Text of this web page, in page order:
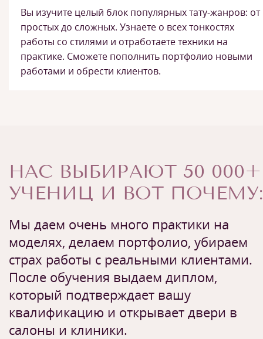
Вы изучите целый блок популярных тату-жанров: от
простых до сложных. Узнаете о всех тонкостях
работы со стилями и отработаете техники на
практике. Сможете пополнить портфолио новыми
работами и обрести клиентов.
НАС ВЫБИРАЮТ 50 000+
УЧЕНИЦ И ВОТ ПОЧЕМУ:
Мы даем очень много практики на
моделях, делаем портфолио, убираем
страх работы с реальными клиентами.
После обучения выдаем диплом,
который подтверждает вашу
квалификацию и открывает двери в
салоны и клиники.